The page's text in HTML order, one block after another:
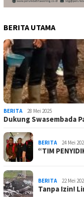
BERITA UTAMA
BERITA 28 Mei 2025
Dukung Swasembada
BERITA 24 Mei
“TIM
BERITA 22 Mei
Tanpa Izin!